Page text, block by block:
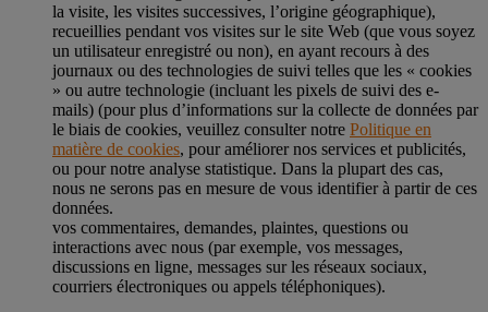
la visite, les visites successives, l’origine géographique),
recueillies pendant vos visites sur le site Web (que vous soyez
un utilisateur enregistré ou non), en ayant recours à des
journaux ou des technologies de suivi telles que les « cookies
» ou autre technologie (incluant les pixels de suivi des e-
mails) (pour plus d’informations sur la collecte de données par
le biais de cookies, veuillez consulter notre Politique en
matière de cookies, pour améliorer nos services et publicités,
ou pour notre analyse statistique. Dans la plupart des cas,
nous ne serons pas en mesure de vous identifier à partir de ces
données.
vos commentaires, demandes, plaintes, questions ou
interactions avec nous (par exemple, vos messages,
discussions en ligne, messages sur les réseaux sociaux,
courriers électroniques ou appels téléphoniques).